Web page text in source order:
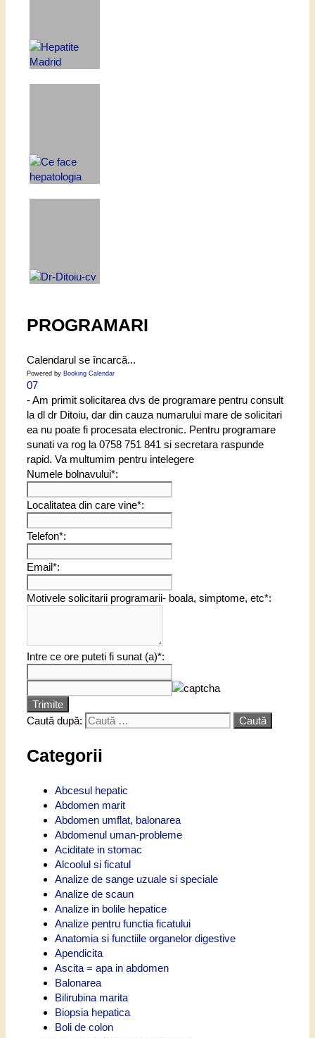
PROGRAMARI
Calendarul se încarcă...
Powered by Booking Calendar
07
- Am primit solicitarea dvs de programare pentru consult
la dl dr Ditoiu, dar din cauza numarului mare de solicitari
ea nu poate fi procesata electronic. Pentru programare
sunati va rog la 0758 751 841 si secretara raspunde
rapid. Va multumim pentru intelegere
Numele bolnavului*:
Localitatea din care vine*:
Telefon*:
Email*:
Motivele solicitarii programarii- boala, simptome, etc*:
Intre ce ore puteti fi sunat (a)*:
Trimite
Caută după:
Categorii
Abcesul hepatic
Abdomen marit
Abdomen umflat, balonarea
Abdomenul uman-probleme
Aciditate in stomac
Alcoolul si ficatul
Analize de sange uzuale si speciale
Analize de scaun
Analize in bolile hepatice
Analize pentru functia ficatului
Anatomia si functiile organelor digestive
Apendicita
Ascita = apa in abdomen
Balonarea
Bilirubina marita
Biopsia hepatica
Boli de colon